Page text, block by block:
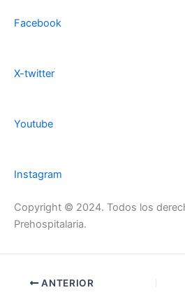
Facebook
X-twitter
Youtube
Instagram
Copyright © 2024. Todos los
Prehospitalaria.
ANTERIOR